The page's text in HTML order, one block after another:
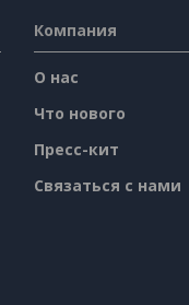
Компания
О нас
Что нового
Пресс-кит
Связаться с нами